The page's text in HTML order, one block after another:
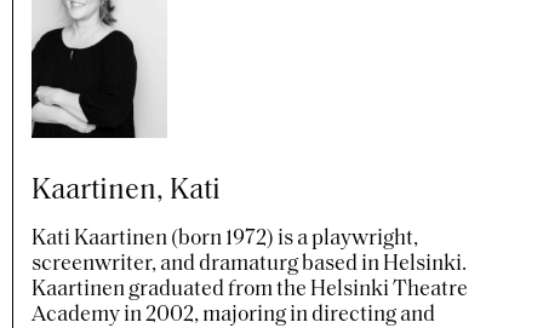
Kaartinen, Kati
Kati Kaartinen (born 1972) is a playwright,
screenwriter, and dramaturg based in Helsinki.
Kaartinen graduated from the Helsinki Theatre
Academy in 2002, majoring in directing and